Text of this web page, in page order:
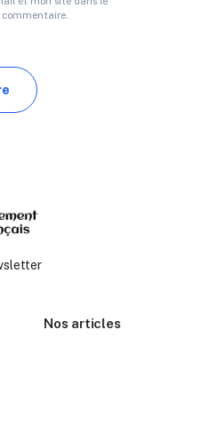
Nos articles